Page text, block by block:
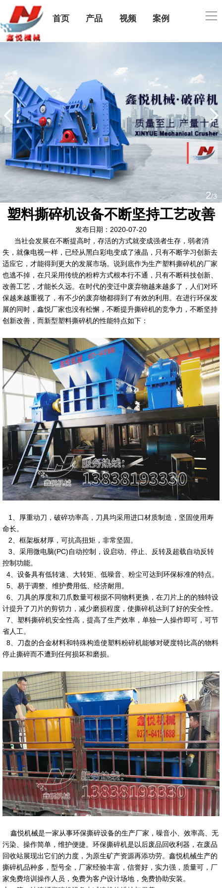
首页 产品 视频 案例
导
公司简介
售后服务
联系我们
2/3
塑料撕碎机设备不断坚持工艺改善
发布日期：2020-07-20
当社会发展在不断提高时，存活的方式就变成强者生存，弱者消
失，就像电视一样，已经从黑白彩电变成了液晶，只有不断学习创新去
适应它，才能得到更大的发展市场。说到底作为生产塑料撕碎机的厂家
也逃不掉，在只采用传统的粉粹方式根本行不通，只有不断科技创新、
改善工艺，才能长久远。在时代的变迁中废弃物越来越多了，人们对环
保越来越重视了，有不少的废弃物都得到了有效的利用。在进行环保发
展的同时，鑫悦厂家也没有松懈，不断提升撕碎机的竞争力，不断坚持
创新改善，而新型塑料撕碎机的性能特点如下：
1、厚重动刀，破碎功率高，刀具均采用进口材质制造，坚固使用寿
命长。
2、框架板材厚，可抗高扭矩，非常坚固。
3、采用微电脑(PC)自动控制，设启动、停止、反转及超载自动反转
控制功能。
4、设备具有低转速、大转矩、低噪音、粉尘可达到环保标准的特点。
5、易于调整、维护费用低、经济耐用。
6、刀具的厚度和刀爪数量可根据不同物料更换，在刀片上的的独特设
计提升了刀片的剪切力，减少磨损程度，使撕碎机达到了好的安全性。
7、塑料撕碎机安全性高，提高了生产效率，单独一人操作即可，可节
省人工。
8、刀盘的合金材料和特殊构造使塑料粉碎机能够对硬度特比高的物料
停止撕碎而不遭到任何损坏和磨损。
鑫悦机械是一家从事环保撕碎设备的生产厂家，噪音小、效率高、无
污染、操作简单，维护便捷。环保撕碎机是以后废品回收利器，在废品
回收站展现出它们的力度，为原生矿产资源再添功劳。鑫悦机械生产的
撕碎机品种多，型号全，厂家经验丰富，信誉好，实力强，质量可，厂
家免费培训操作人员，免费为客户设计场地，免费协助安装。